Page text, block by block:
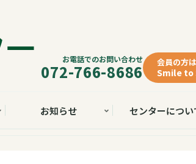
お知らせ センターについ
お電話でのお問い合わせ
072-766-8686 会員の方
Smile to